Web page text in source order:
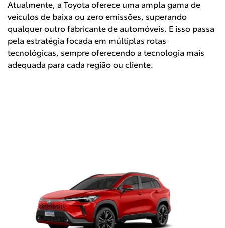
Atualmente, a Toyota oferece uma ampla gama de
veículos de baixa ou zero emissões, superando
qualquer outro fabricante de automóveis. E isso passa
pela estratégia focada em múltiplas rotas
tecnológicas, sempre oferecendo a tecnologia mais
adequada para cada região ou cliente.